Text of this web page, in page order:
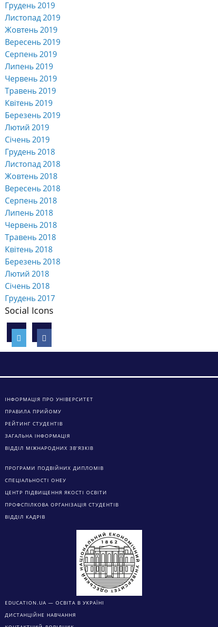
Грудень 2019
Листопад 2019
Жовтень 2019
Вересень 2019
Серпень 2019
Липень 2019
Червень 2019
Травень 2019
Квітень 2019
Березень 2019
Лютий 2019
Січень 2019
Грудень 2018
Листопад 2018
Жовтень 2018
Вересень 2018
Серпень 2018
Липень 2018
Червень 2018
Травень 2018
Квітень 2018
Березень 2018
Лютий 2018
Січень 2018
Грудень 2017
Social Icons
ІНФОРМАЦІЯ ПРО УНІВЕРСИТЕТ
ПРАВИЛА ПРИЙОМУ
РЕЙТИНГ СТУДЕНТІВ
ЗАГАЛЬНА ІНФОРМАЦІЯ
ВІДДІЛ МІЖНАРОДНИХ ЗВ’ЯЗКІВ
ПРОГРАМИ ПОДВІЙНИХ ДИПЛОМІВ
СПЕЦІАЛЬНОСТІ ОНЕУ
ЦЕНТР ПІДВИЩЕННЯ ЯКОСТІ ОСВІТИ
ПРОФСПІЛКОВА ОРГАНІЗАЦІЯ СТУДЕНТІВ
ВІДДІЛ КАДРІВ
EDUCATION.UA — ОСВІТА В УКРАЇНІ
ДИСТАНЦІЙНЕ НАВЧАННЯ